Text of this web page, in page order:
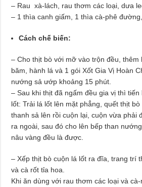
– Rau xà-lách, rau thơm các loại, dưa
– 1 thìa canh giấm, 1 thìa cà-phê đường,
Cách chế biến:
– Cho thịt bò với mỡ vào trộn đều, thêm
băm, hành lá và 1 gói Xốt Gia Vị Hoàn
nướng sả ướp khoảng 15 phút.
– Sau khi thịt đã ngấm đều gia vị thì
lốt: Trải lá lốt lên mặt phẳng, quết thịt
thanh sả lên rồi cuộn lại, cuộn vừa phải
ra ngoài, sau đó cho lên bếp than
nâu vàng đều là được.
– Xếp thịt bò cuộn lá lốt ra đĩa, trang trí
và cà rốt tỉa hoa.
Khi ăn dùng với rau thơm các loại và